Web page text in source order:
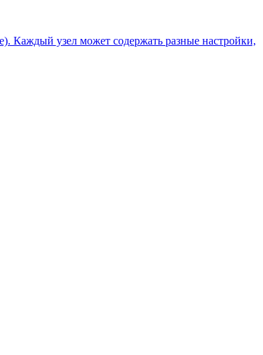
Каждый узел может содержать разные настройки,